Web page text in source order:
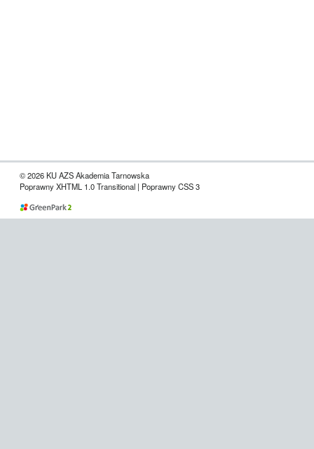
© 2026 KU AZS Akademia Tarnowska
Poprawny XHTML 1.0 Transitional | Poprawny CSS 3